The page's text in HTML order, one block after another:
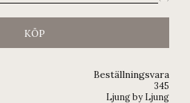
KÖP
Beställningsvara
345
Ljung by Ljung